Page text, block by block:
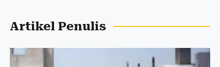
Artikel Penulis